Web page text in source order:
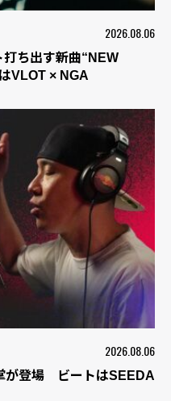
2026.08.06
ち出す新曲“NEW
VLOT × NGA
2026.08.06
が登場 ビートはSEEDA